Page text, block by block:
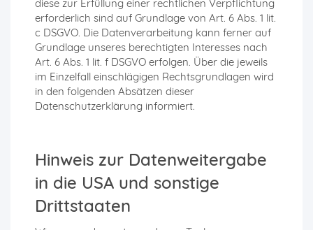
diese zur Erfüllung einer rechtlichen Verpflichtung
erforderlich sind auf Grundlage von Art. 6 Abs. 1 lit.
c DSGVO. Die Datenverarbeitung kann ferner auf
Grundlage unseres berechtigten Interesses nach
Art. 6 Abs. 1 lit. f DSGVO erfolgen. Über die jeweils
im Einzelfall einschlägigen Rechtsgrundlagen wird
in den folgenden Absätzen dieser
Datenschutzerklärung informiert.
Hinweis zur Datenweitergabe
in die USA und sonstige
Drittstaaten